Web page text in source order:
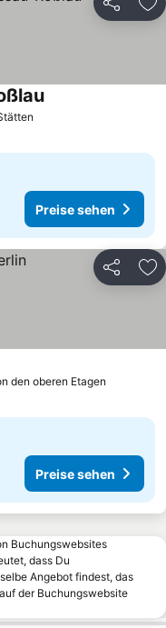
Teilen
Preise sehen
Teilen
den oberen Etagen
Preise sehen
Buchungswebsites
dass Du
Angebot findest, das
der Buchungswebsite